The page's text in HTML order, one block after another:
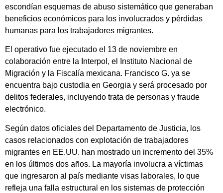
escondían esquemas de abuso sistemático que generaban
beneficios económicos para los involucrados y pérdidas
humanas para los trabajadores migrantes.
El operativo fue ejecutado el 13 de noviembre en
colaboración entre la Interpol, el Instituto Nacional de
Migración y la Fiscalía mexicana. Francisco G. ya se
encuentra bajo custodia en Georgia y será procesado por
delitos federales, incluyendo trata de personas y fraude
electrónico.
Según datos oficiales del Departamento de Justicia, los
casos relacionados con explotación de trabajadores
migrantes en EE.UU. han mostrado un incremento del 35%
en los últimos dos años. La mayoría involucra a víctimas
que ingresaron al país mediante visas laborales, lo que
refleja una falla estructural en los sistemas de protección